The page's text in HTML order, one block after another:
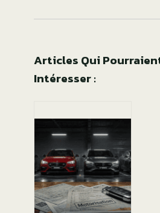
Articles Qui
Intéresser :